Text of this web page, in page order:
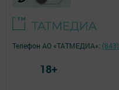
Телефон АО «ТАТМЕДИА»:
18+